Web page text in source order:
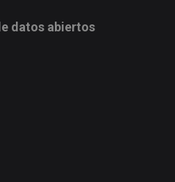
datos abiertos